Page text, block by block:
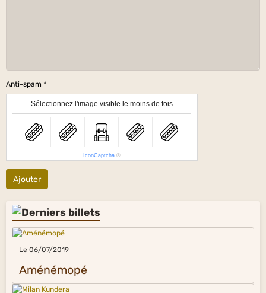
Anti-spam
Sélectionnez l'image visible le moins de fois
IconCaptcha ©
Ajouter
Le 06/07/2019
Aménémopé